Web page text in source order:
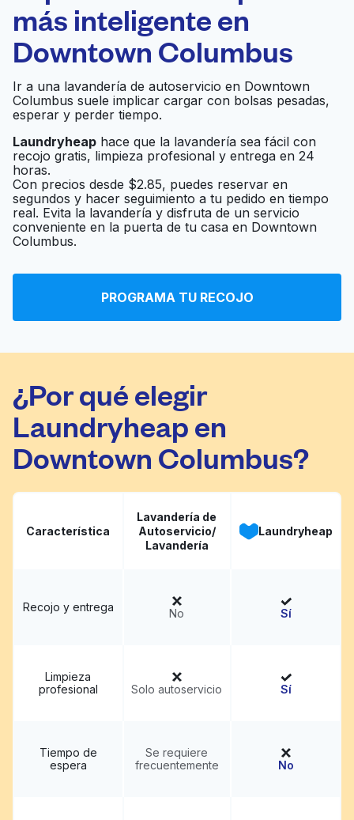
casa
Abierto 24/7
Swan Cleaners Ir al sitio web
Callander Cleaners Ir al sitio web
Clean Machine Ir al sitio web
más inteligente en
Downtown Columbus
Ir a una lavandería de autoservicio en Downtown
Columbus suele implicar cargar con bolsas pesadas,
esperar y perder tiempo.
Laundryheap hace que la lavandería sea fácil con
recojo gratis, limpieza profesional y entrega en 24
horas.
Con precios desde $2.85, puedes reservar en
segundos y hacer seguimiento a tu pedido en tiempo
real. Evita la lavandería y disfruta de un servicio
conveniente en la puerta de tu casa en Downtown
Columbus.
PROGRAMA TU RECOJO
¿Por qué elegir
Laundryheap en
Downtown Columbus?
Característica
Lavandería de
Autoservicio/
Lavandería
Laundryheap
Recojo y entrega No Sí
Limpieza
profesional
Solo autoservicio Sí
Tiempo de
espera
Se requiere
frecuentemente
No